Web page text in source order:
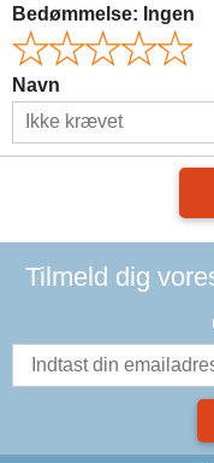
Bedømmelse: Ingen
Navn
Tilmeld dig